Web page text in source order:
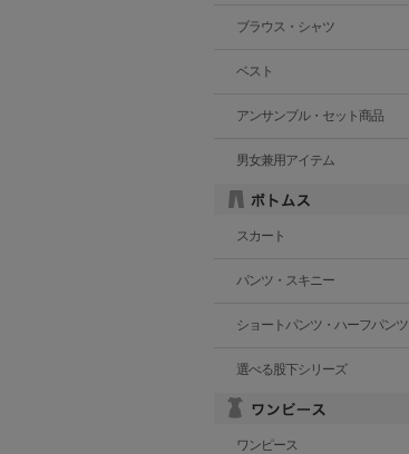
ブラウス・シャツ
ベスト
アンサンブル・セット商品
男女兼用アイテム
スカート
パンツ・スキニー
ショートパンツ・ハーフパンツ
選べる股下シリーズ
ワンピース